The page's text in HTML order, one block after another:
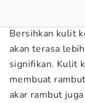
Bersihkan kulit
akan terasa
signifikan. Kulit
membuat
akar rambut